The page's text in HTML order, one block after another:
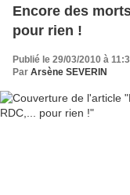
Encore des
pour rien !
Publié le 29/03/2010 à
Par Arsène SEVERIN